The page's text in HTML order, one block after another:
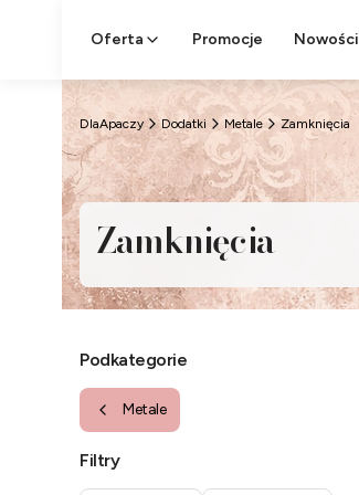
Oferta Promocje Nowości
DlaApaczy Dodatki Metale Zamknięcia
Zamknięcia
Podkategorie
Metale
Filtry